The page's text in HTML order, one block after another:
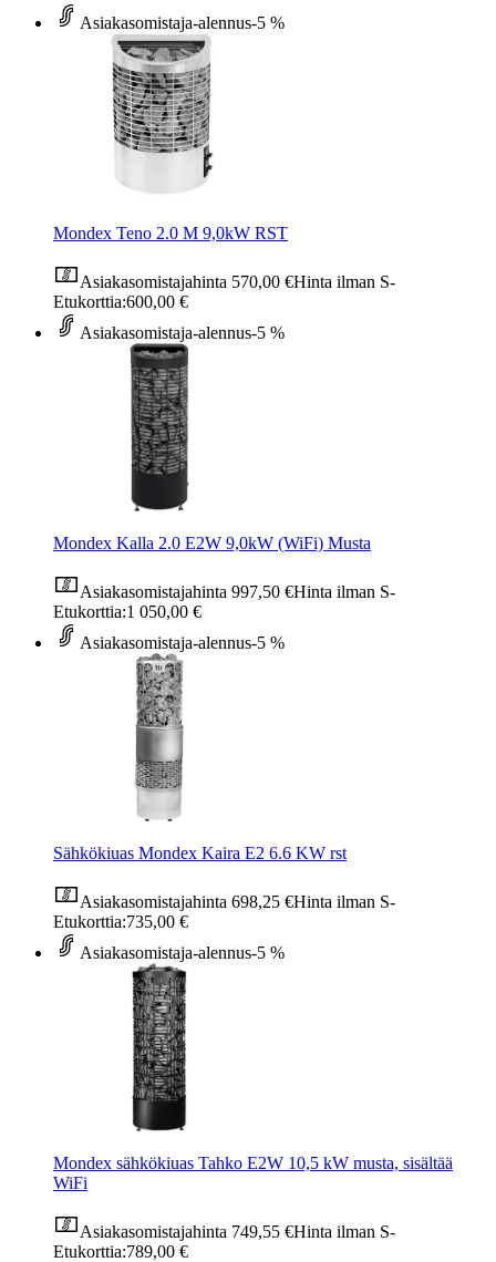
Asiakasomistaja-alennus-5 %
Mondex Teno 2.0 M 9,0kW RST
Asiakasomistajahinta 570,00 €Hinta ilman S-
Etukorttia:600,00 €
Asiakasomistaja-alennus-5 %
Mondex Kalla 2.0 E2W 9,0kW (WiFi) Musta
Asiakasomistajahinta 997,50 €Hinta ilman S-
Etukorttia:1 050,00 €
Asiakasomistaja-alennus-5 %
Sähkökiuas Mondex Kaira E2 6.6 KW rst
Asiakasomistajahinta 698,25 €Hinta ilman S-
Etukorttia:735,00 €
Asiakasomistaja-alennus-5 %
Mondex sähkökiuas Tahko E2W 10,5 kW musta, sisältää
WiFi
Asiakasomistajahinta 749,55 €Hinta ilman S-
Etukorttia:789,00 €